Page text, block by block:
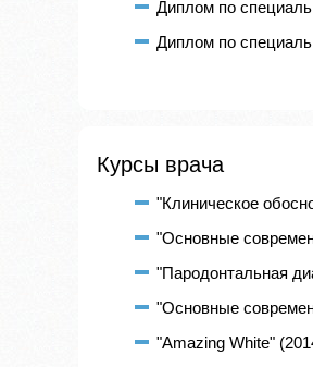
Диплом по
Диплом по
Курсы врача
"Клиническое
"Основные
"Пародонтальная
"Основные
"Amazing White"